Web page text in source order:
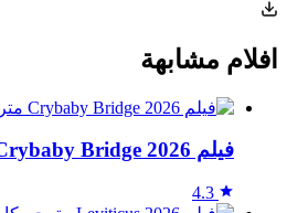
افلام مشابهة
فيلم Crybaby Bridge 2026 مترجم اون لاين
4.3